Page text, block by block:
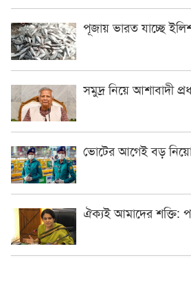
পূজায় ভারত যাচ্ছে
সমুদ্র নিয়ে আশাবাদী
ভোটের আগেই বড়
ঐক্যই আমাদের শক্তি: